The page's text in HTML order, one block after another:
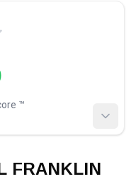
™️
FRANKLIN